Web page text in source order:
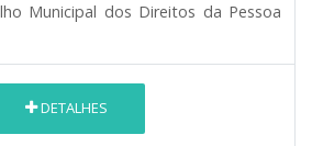
Municipal dos Direitos da Pessoa
DETALHES